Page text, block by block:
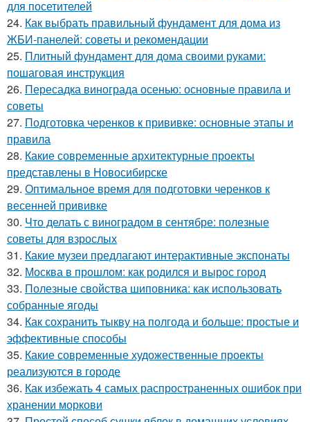
для посетителей
24. Как выбрать правильный фундамент для дома из
ЖБИ-панелей: советы и рекомендации
25. Плитный фундамент для дома своими руками:
пошаговая инструкция
26. Пересадка винограда осенью: основные правила и
советы
27. Подготовка черенков к прививке: основные этапы и
правила
28. Какие современные архитектурные проекты
представлены в Новосибирске
29. Оптимальное время для подготовки черенков к
весенней прививке
30. Что делать с виноградом в сентябре: полезные
советы для взрослых
31. Какие музеи предлагают интерактивные экспонаты
32. Москва в прошлом: как родился и вырос город
33. Полезные свойства шиповника: как использовать
собранные ягоды
34. Как сохранить тыкву на полгода и больше: простые и
эффективные способы
35. Какие современные художественные проекты
реализуются в городе
36. Как избежать 4 самых распространенных ошибок при
хранении моркови